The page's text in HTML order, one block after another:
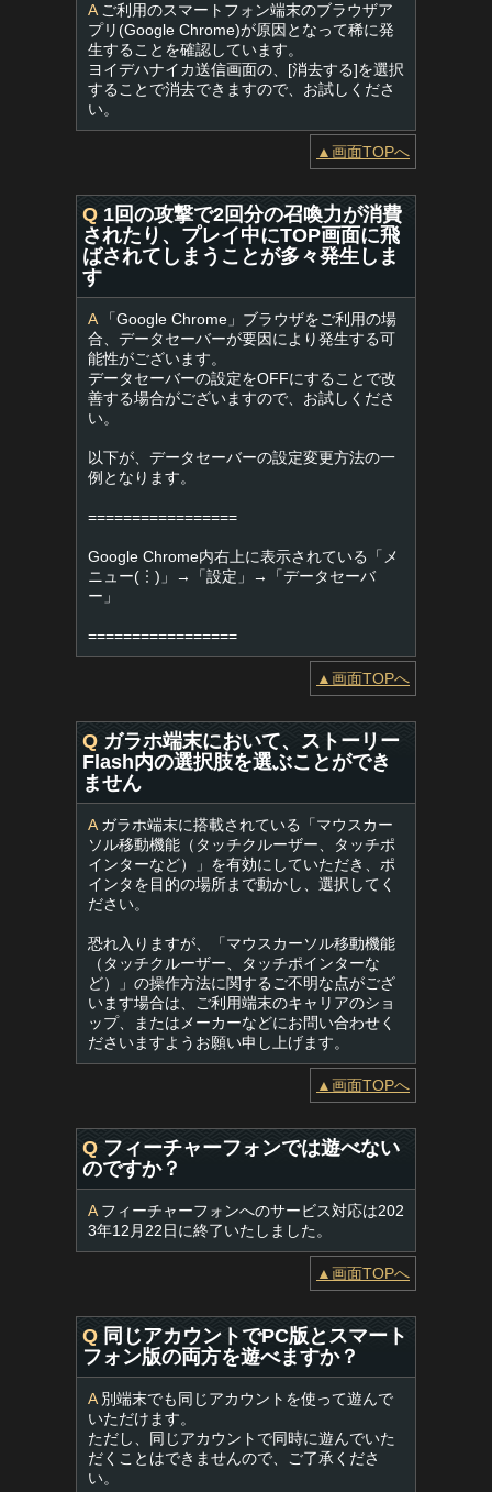
Aご利用のスマートフォン端末のブラウザア
プリ(Google Chrome)が原因となって稀に発
生することを確認しています。
ヨイデハナイカ送信画面の、[消去する]を選択
することで消去できますので、お試しくださ
い。
▲画面TOPへ
Q 1回の攻撃で2回分の召喚力が消費
されたり、プレイ中にTOP画面に飛
ばされてしまうことが多々発生しま
す
A「Google Chrome」ブラウザをご利用の場
合、データセーバーが要因により発生する可
能性がございます。
データセーバーの設定をOFFにすることで改
善する場合がございますので、お試しくださ
い。
以下が、データセーバーの設定変更方法の一
例となります。
=================
Google Chrome内右上に表示されている「メ
ニュー(︙)」→「設定」→「データセーバ
ー」
=================
▲画面TOPへ
Q ガラホ端末において、ストーリー
Flash内の選択肢を選ぶことができ
ません
Aガラホ端末に搭載されている「マウスカー
ソル移動機能（タッチクルーザー、タッチポ
インターなど）」を有効にしていただき、ポ
インタを目的の場所まで動かし、選択してく
ださい。
恐れ入りますが、「マウスカーソル移動機能
（タッチクルーザー、タッチポインターな
ど）」の操作方法に関するご不明な点がござ
います場合は、ご利用端末のキャリアのショ
ップ、またはメーカーなどにお問い合わせく
ださいますようお願い申し上げます。
▲画面TOPへ
Q フィーチャーフォンでは遊べない
のですか？
Aフィーチャーフォンへのサービス対応は202
3年12月22日に終了いたしました。
▲画面TOPへ
Q 同じアカウントでPC版とスマート
フォン版の両方を遊べますか？
A別端末でも同じアカウントを使って遊んで
いただけます。
ただし、同じアカウントで同時に遊んでいた
だくことはできませんので、ご了承くださ
い。